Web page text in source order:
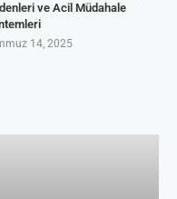
ve Acil Müdahale
14, 2025